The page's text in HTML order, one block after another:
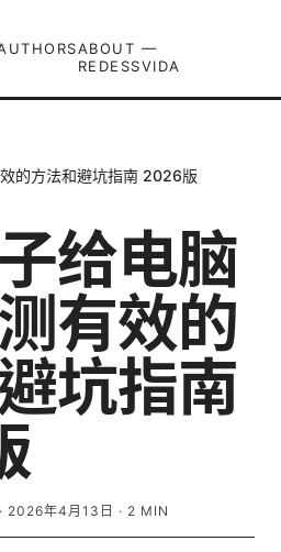
ABOUT —
REDESSVIDA
的方法和避坑指南 2026版
给电脑
有效的
坑指南
· 2026年4月13日 · 2 MIN